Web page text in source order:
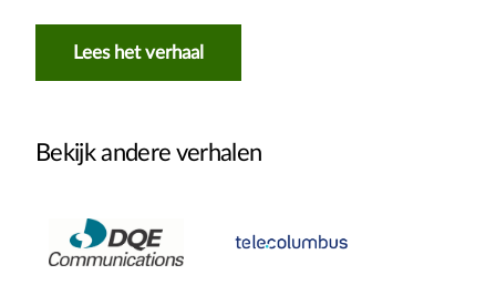
Lees het verhaal
Bekijk andere verhalen